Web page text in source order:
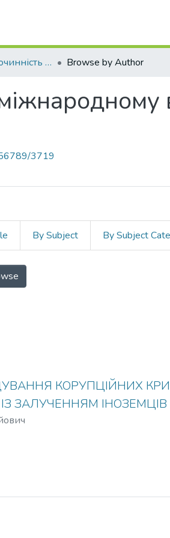
Корупційна злочинність у міжнародному вимірі: форми, методи та засоби протидії Browse by Author
3719
By Subject By Subject
КОРУПЦІЙНИХ
ЗАЛУЧЕННЯМ ІНОЗЕМЦІВ